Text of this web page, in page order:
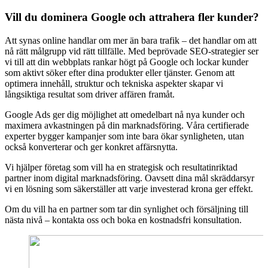
Vill du dominera Google och attrahera fler kunder?
Att synas online handlar om mer än bara trafik – det handlar om att
nå rätt målgrupp vid rätt tillfälle. Med beprövade SEO-strategier ser
vi till att din webbplats rankar högt på Google och lockar kunder
som aktivt söker efter dina produkter eller tjänster. Genom att
optimera innehåll, struktur och tekniska aspekter skapar vi
långsiktiga resultat som driver affären framåt.
Google Ads ger dig möjlighet att omedelbart nå nya kunder och
maximera avkastningen på din marknadsföring. Våra certifierade
experter bygger kampanjer som inte bara ökar synligheten, utan
också konverterar och ger konkret affärsnytta.
Vi hjälper företag som vill ha en strategisk och resultatinriktad
partner inom digital marknadsföring. Oavsett dina mål skräddarsyr
vi en lösning som säkerställer att varje investerad krona ger effekt.
Om du vill ha en partner som tar din synlighet och försäljning till
nästa nivå – kontakta oss och boka en kostnadsfri konsultation.